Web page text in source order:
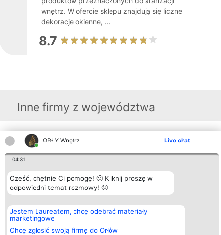
ORŁY Wnętrz Live chat
04:31
Cześć, chętnie Ci pomogę! 🙂 Kliknij proszę w
odpowiedni temat rozmowy! 🙂
Jestem Laureatem, chcę odebrać materiały
marketingowe
Chcę zgłosić swoją firmę do Orłów
wnętrz. W ofercie sklepu znajdują się liczne
dekoracje okienne, ...
8.7
Inne firmy z województwa
Organizator plebiscytu
Bright Side Solutions sp. z o.
o. sp. k.
ul. Ruska 22
KRS 0000749100 | Regon
381313360 | NIP 8943132676
+48 508 492 400
Lista
Zasady
Regulamin
Polityka
Kontakt